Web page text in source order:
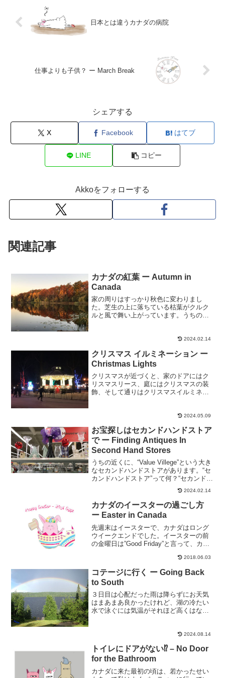
日本とは違うカナダの病院
仕事よりも子供？ ー March Break
シェアする
X Facebook はてブ
LINE コピー
Akkoをフォローする
関連記事
カナダの紅葉 ー Autumn in
Canada
家の周りはすっかり秋色に変わりまし
た。芝生の上に落ちている枯葉がクルク
ルと風で舞い上がっています。うちの庭
か？隣から飛んでくるのでしょうね〜。
2024.02.14
クリスマス イルミネーション ー
Christmas Lights
クリスマスが近づくと、家のドアにはク
リスマスリース、庭にはクリスマスの装
飾、そして通りはクリスマスイルミネー
正月のようなもので、クリスチャンでな
くても国中でお祝いをしま...
2024.05.09
お宝探しはセカンドハンドストア
で ー Finding Antiques In
Second Hand Stores
うちの近くに、“Value Villege”という大き
なセカンドハンドストアがあります。“セ
カンドハンドストア”って何？“セカンドハ
ンドストア”とはその名の通り、使い古し
物、中古品を売っているリサイクルショ
ップのことです。家にある古い家具、...
2024.02.14
カナダのイースターの過ごし方
ー Easter in Canada
先週末はイースターで、カナダはロング
ウイークエンドでした。イースターの前
の金曜日は”Good Friday”と言って、カナ
ック州は”Easter Monday”の月曜日がお休
みです。「なんでケベック州だけ...
2018.06.03
コテージに行く ー Going Back
to South
３日目は心配だった雨は降らずにお天気
はまあまあ良かったけれど、湖の冷たい
水で泳ぐには気温がそれほど高くはなか
て日向ぼっこしていました。家の近くの
お店で去年の売れ残り水着...
2024.08.14
トイレにドアがない⁉ – No Door
for the Bathroom
カナダに来た最初の頃は、若かったせい